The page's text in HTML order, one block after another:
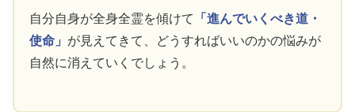
自分自身が全身全霊を傾けて
「進んでいくべき道・
使命」 が見えてきて、どうすればいいのかの悩みが
自然に消えていくでしょう。